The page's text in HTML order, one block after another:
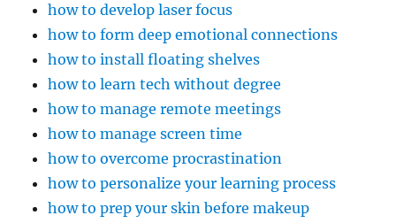
how to develop laser focus
how to form deep emotional connections
how to install floating shelves
how to learn tech without degree
how to manage remote meetings
how to manage screen time
how to overcome procrastination
how to personalize your learning process
how to prep your skin before makeup